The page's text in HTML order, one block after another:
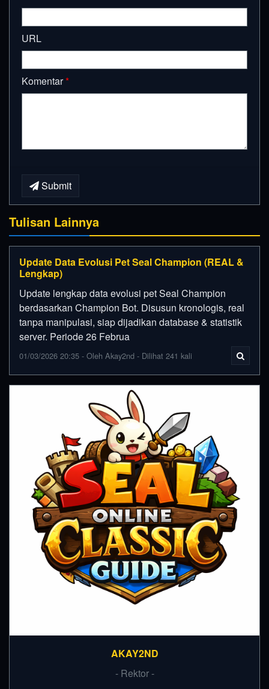
URL
Komentar*
Submit
Tulisan Lainnya
Update Data Evolusi Pet Seal Champion (REAL &
Lengkap)
Update lengkap data evolusi pet Seal Champion
berdasarkan Champion Bot. Disusun kronologis, real
tanpa manipulasi, siap dijadikan database & statistik
server. Periode 26 Februa
01/03/2026 20:35 - Oleh Akay2nd - Dilihat 241 kali
AKAY2ND
- Rektor -